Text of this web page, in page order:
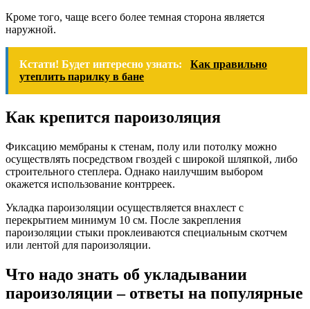
Кроме того, чаще всего более темная сторона является
наружной.
Кстати! Будет интересно узнать:
Как правильно
утеплить парилку в бане
Как крепится пароизоляция
Фиксацию мембраны к стенам, полу или потолку можно
осуществлять посредством гвоздей с широкой шляпкой, либо
строительного степлера. Однако наилучшим выбором
окажется использование контрреек.
Укладка пароизоляции осуществляется внахлест с
перекрытием минимум 10 см. После закрепления
пароизоляции стыки проклеиваются специальным скотчем
или лентой для пароизоляции.
Что надо знать об укладывании
пароизоляции – ответы на популярные